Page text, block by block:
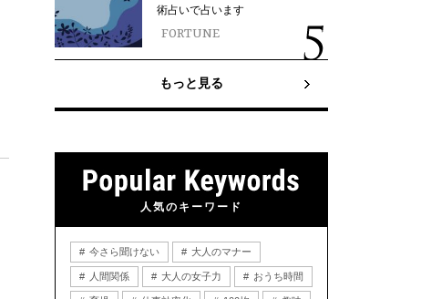
術占いで占います
FORTUNE
もっと見る
人気のキーワード
今さら聞けない 大人のマナー
人間関係 大人の女子力 おうち時間